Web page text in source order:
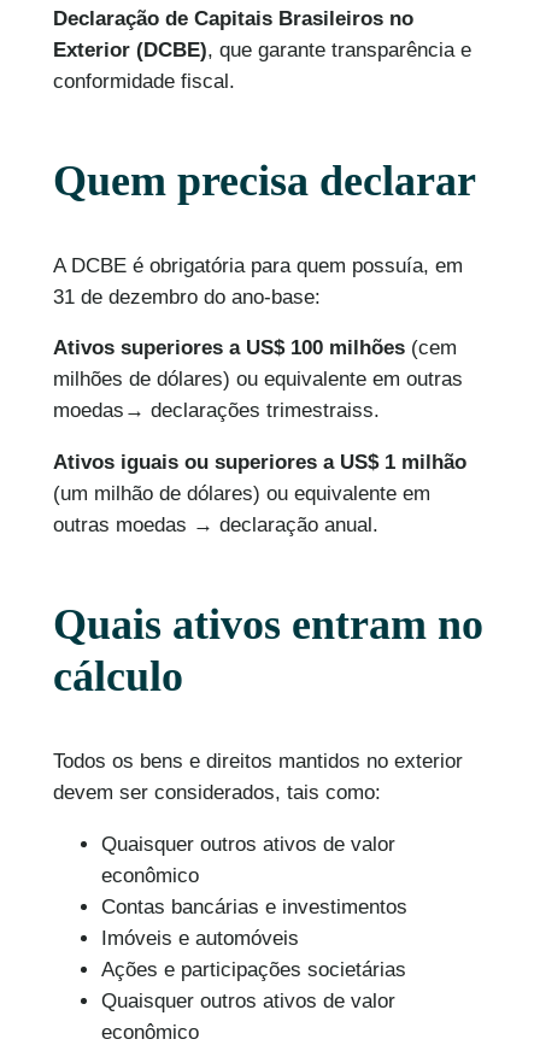
Declaração de Capitais Brasileiros no
Exterior (DCBE), que garante transparência e
conformidade fiscal.
Quem precisa declarar
A DCBE é obrigatória para quem possuía, em
31 de dezembro do ano-base:
Ativos superiores a US$ 100 milhões(cem
milhões de dólares) ou equivalente em outras
moedas→ declarações trimestraiss.
Ativos iguais ou superiores a US$ 1 milhão
(um milhão de dólares) ou equivalente em
outras moedas → declaração anual.
Quais ativos entram no
cálculo
Todos os bens e direitos mantidos no exterior
devem ser considerados, tais como:
Quaisquer outros ativos de valor
econômico
Contas bancárias e investimentos
Imóveis e automóveis
Ações e participações societárias
Quaisquer outros ativos de valor
econômico